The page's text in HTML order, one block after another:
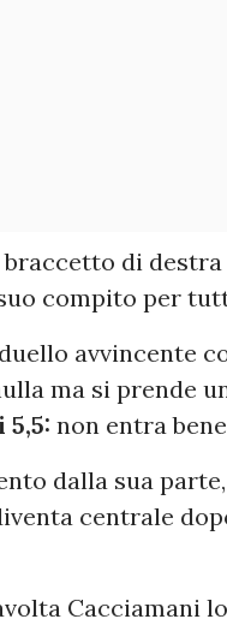
braccetto di destra
compito per
duello avvincente
ma si prende
5,5: non entra
dalla sua
centrale
Cacciamani